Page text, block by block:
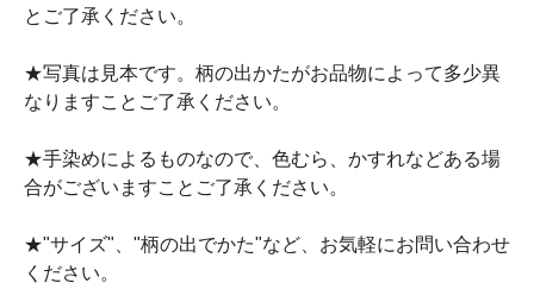
とご了承ください。
★写真は見本です。柄の出かたがお品物によって多少異
なりますことご了承ください。
★手染めによるものなので、色むら、かすれなどある場
合がございますことご了承ください。
★"サイズ"、"柄の出でかた"など、お気軽にお問い合わせ
ください。